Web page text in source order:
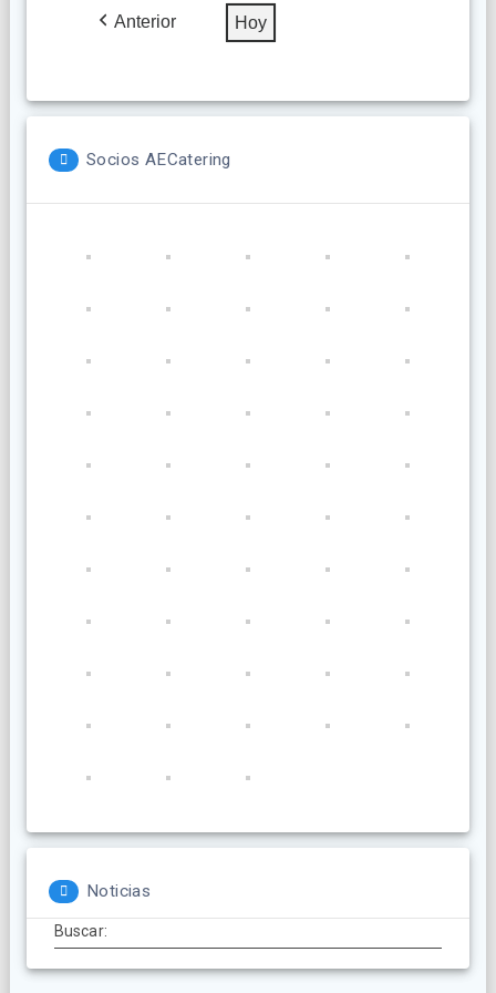
2026
2026
2026
2026
Anterior Hoy
Socios AECatering
Noticias
Buscar: